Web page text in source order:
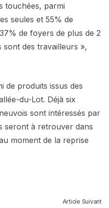
touchées, parmi
seules et 55% de
de foyers de plus de 2
sont des travailleurs »,
de produits issus des
du-Lot. Déjà six
sont intéressés par
seront à retrouver dans
moment de la reprise
Article Suivant